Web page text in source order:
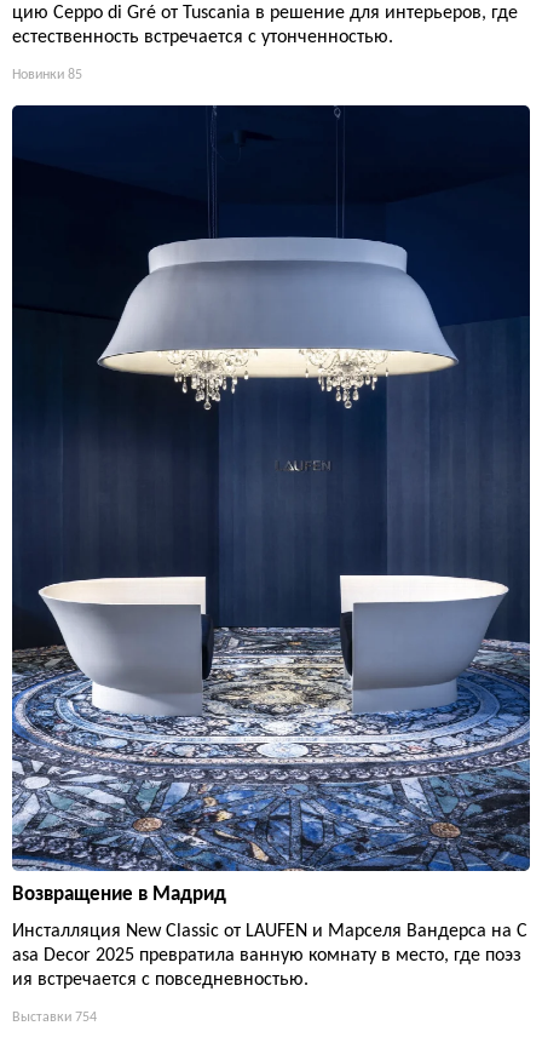
цию Ceppo di Gré от Tuscania в решение для интерьеров, где
естественность встречается с утонченностью.
Новинки 85
Возвращение в Мадрид
Инсталляция New Classic от LAUFEN и Марселя Вандерса на C
asa Decor 2025 превратила ванную комнату в место, где поэз
ия встречается с повседневностью.
Выставки 754